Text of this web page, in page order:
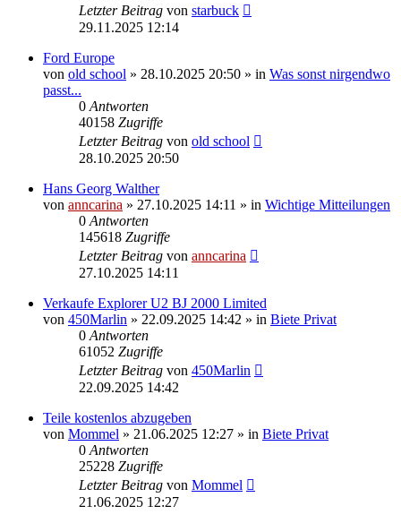
Letzter Beitrag von starbuck
29.11.2025 12:14
Ford Europe
von old school » 28.10.2025 20:50 » in Was sonst nirgendwo
passt...
0 Antworten
40158 Zugriffe
Letzter Beitrag von old school
28.10.2025 20:50
Hans Georg Walther
von anncarina » 27.10.2025 14:11 » in Wichtige Mitteilungen
0 Antworten
145618 Zugriffe
Letzter Beitrag von anncarina
27.10.2025 14:11
Verkaufe Explorer U2 BJ 2000 Limited
von 450Marlin » 22.09.2025 14:42 » in Biete Privat
0 Antworten
61052 Zugriffe
Letzter Beitrag von 450Marlin
22.09.2025 14:42
Teile kostenlos abzugeben
von Mommel » 21.06.2025 12:27 » in Biete Privat
0 Antworten
25228 Zugriffe
Letzter Beitrag von Mommel
21.06.2025 12:27